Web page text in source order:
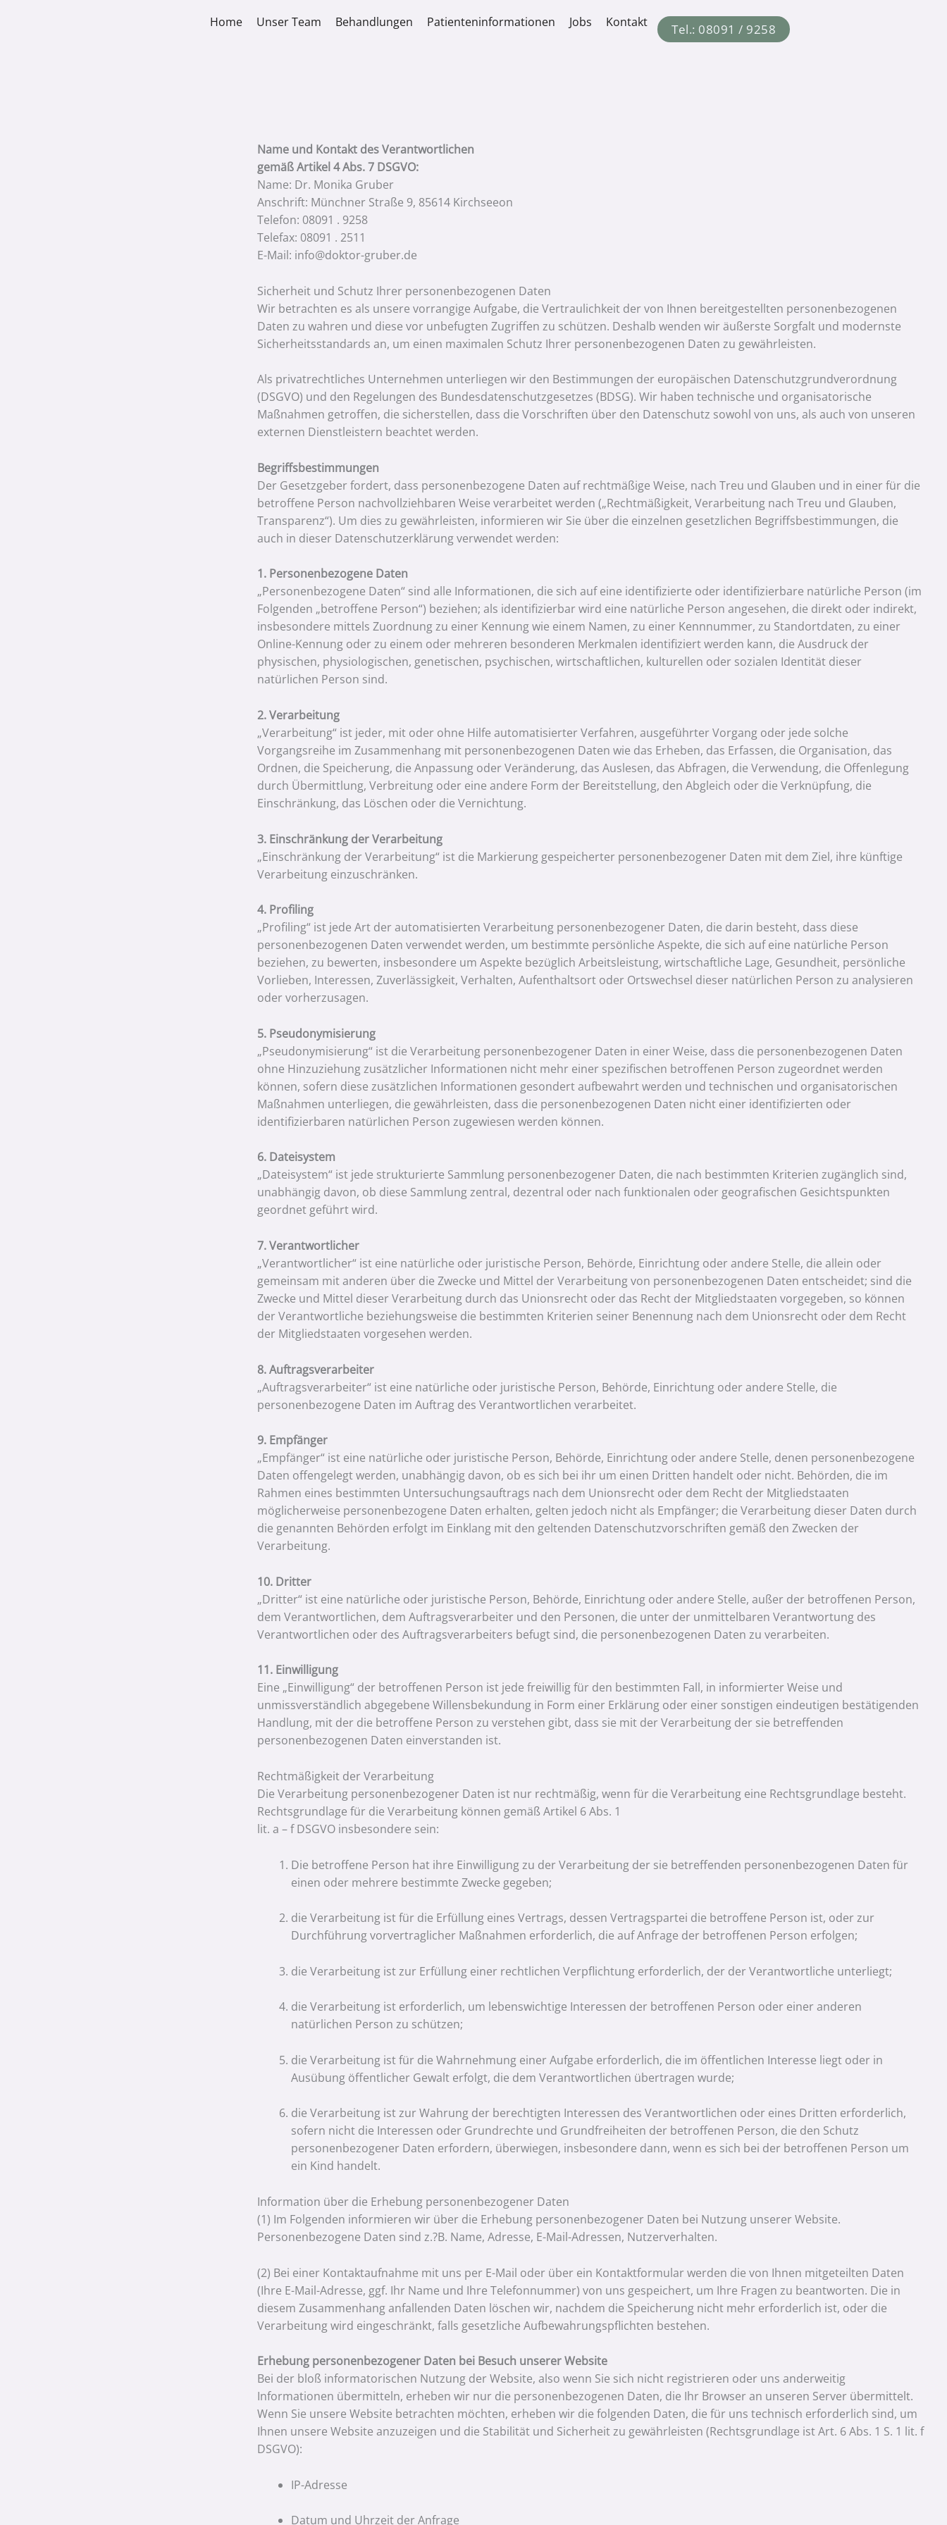
Home Unser Team Behandlungen Patienteninformationen Jobs Kontakt Tel.: 08091 / 9258
Name und Kontakt des Verantwortlichen
gemäß Artikel 4 Abs. 7 DSGVO:
Name: Dr. Monika Gruber
Anschrift: Münchner Straße 9, 85614 Kirchseeon
Telefon: 08091 . 9258
Telefax: 08091 . 2511
E-Mail: info@doktor-gruber.de
Sicherheit und Schutz Ihrer personenbezogenen Daten
Wir betrachten es als unsere vorrangige Aufgabe, die Vertraulichkeit der von Ihnen bereitgestellten personenbezogenen
Daten zu wahren und diese vor unbefugten Zugriffen zu schützen. Deshalb wenden wir äußerste Sorgfalt und modernste
Sicherheitsstandards an, um einen maximalen Schutz Ihrer personenbezogenen Daten zu gewährleisten.
Als privatrechtliches Unternehmen unterliegen wir den Bestimmungen der europäischen Datenschutzgrundverordnung
(DSGVO) und den Regelungen des Bundesdatenschutzgesetzes (BDSG). Wir haben technische und organisatorische
Maßnahmen getroffen, die sicherstellen, dass die Vorschriften über den Datenschutz sowohl von uns, als auch von unseren
externen Dienstleistern beachtet werden.
Begriffsbestimmungen
Der Gesetzgeber fordert, dass personenbezogene Daten auf rechtmäßige Weise, nach Treu und Glauben und in einer für die
betroffene Person nachvollziehbaren Weise verarbeitet werden („Rechtmäßigkeit, Verarbeitung nach Treu und Glauben,
Transparenz“). Um dies zu gewährleisten, informieren wir Sie über die einzelnen gesetzlichen Begriffsbestimmungen, die
auch in dieser Datenschutzerklärung verwendet werden:
1. Personenbezogene Daten
„Personenbezogene Daten“ sind alle Informationen, die sich auf eine identifizierte oder identifizierbare natürliche Person (im
Folgenden „betroffene Person“) beziehen; als identifizierbar wird eine natürliche Person angesehen, die direkt oder indirekt,
insbesondere mittels Zuordnung zu einer Kennung wie einem Namen, zu einer Kennnummer, zu Standortdaten, zu einer
Online-Kennung oder zu einem oder mehreren besonderen Merkmalen identifiziert werden kann, die Ausdruck der
physischen, physiologischen, genetischen, psychischen, wirtschaftlichen, kulturellen oder sozialen Identität dieser
natürlichen Person sind.
2. Verarbeitung
„Verarbeitung“ ist jeder, mit oder ohne Hilfe automatisierter Verfahren, ausgeführter Vorgang oder jede solche
Vorgangsreihe im Zusammenhang mit personenbezogenen Daten wie das Erheben, das Erfassen, die Organisation, das
Ordnen, die Speicherung, die Anpassung oder Veränderung, das Auslesen, das Abfragen, die Verwendung, die Offenlegung
durch Übermittlung, Verbreitung oder eine andere Form der Bereitstellung, den Abgleich oder die Verknüpfung, die
Einschränkung, das Löschen oder die Vernichtung.
3. Einschränkung der Verarbeitung
„Einschränkung der Verarbeitung“ ist die Markierung gespeicherter personenbezogener Daten mit dem Ziel, ihre künftige
Verarbeitung einzuschränken.
4. Profiling
„Profiling“ ist jede Art der automatisierten Verarbeitung personenbezogener Daten, die darin besteht, dass diese
personenbezogenen Daten verwendet werden, um bestimmte persönliche Aspekte, die sich auf eine natürliche Person
beziehen, zu bewerten, insbesondere um Aspekte bezüglich Arbeitsleistung, wirtschaftliche Lage, Gesundheit, persönliche
Vorlieben, Interessen, Zuverlässigkeit, Verhalten, Aufenthaltsort oder Ortswechsel dieser natürlichen Person zu analysieren
oder vorherzusagen.
5. Pseudonymisierung
„Pseudonymisierung“ ist die Verarbeitung personenbezogener Daten in einer Weise, dass die personenbezogenen Daten
ohne Hinzuziehung zusätzlicher Informationen nicht mehr einer spezifischen betroffenen Person zugeordnet werden
können, sofern diese zusätzlichen Informationen gesondert aufbewahrt werden und technischen und organisatorischen
Maßnahmen unterliegen, die gewährleisten, dass die personenbezogenen Daten nicht einer identifizierten oder
identifizierbaren natürlichen Person zugewiesen werden können.
6. Dateisystem
„Dateisystem“ ist jede strukturierte Sammlung personenbezogener Daten, die nach bestimmten Kriterien zugänglich sind,
unabhängig davon, ob diese Sammlung zentral, dezentral oder nach funktionalen oder geografischen Gesichtspunkten
geordnet geführt wird.
7. Verantwortlicher
„Verantwortlicher“ ist eine natürliche oder juristische Person, Behörde, Einrichtung oder andere Stelle, die allein oder
gemeinsam mit anderen über die Zwecke und Mittel der Verarbeitung von personenbezogenen Daten entscheidet; sind die
Zwecke und Mittel dieser Verarbeitung durch das Unionsrecht oder das Recht der Mitgliedstaaten vorgegeben, so können
der Verantwortliche beziehungsweise die bestimmten Kriterien seiner Benennung nach dem Unionsrecht oder dem Recht
der Mitgliedstaaten vorgesehen werden.
8. Auftragsverarbeiter
„Auftragsverarbeiter“ ist eine natürliche oder juristische Person, Behörde, Einrichtung oder andere Stelle, die
personenbezogene Daten im Auftrag des Verantwortlichen verarbeitet.
9. Empfänger
„Empfänger“ ist eine natürliche oder juristische Person, Behörde, Einrichtung oder andere Stelle, denen personenbezogene
Daten offengelegt werden, unabhängig davon, ob es sich bei ihr um einen Dritten handelt oder nicht. Behörden, die im
Rahmen eines bestimmten Untersuchungsauftrags nach dem Unionsrecht oder dem Recht der Mitgliedstaaten
möglicherweise personenbezogene Daten erhalten, gelten jedoch nicht als Empfänger; die Verarbeitung dieser Daten durch
die genannten Behörden erfolgt im Einklang mit den geltenden Datenschutzvorschriften gemäß den Zwecken der
Verarbeitung.
10. Dritter
„Dritter“ ist eine natürliche oder juristische Person, Behörde, Einrichtung oder andere Stelle, außer der betroffenen Person,
dem Verantwortlichen, dem Auftragsverarbeiter und den Personen, die unter der unmittelbaren Verantwortung des
Verantwortlichen oder des Auftragsverarbeiters befugt sind, die personenbezogenen Daten zu verarbeiten.
11. Einwilligung
Eine „Einwilligung“ der betroffenen Person ist jede freiwillig für den bestimmten Fall, in informierter Weise und
unmissverständlich abgegebene Willensbekundung in Form einer Erklärung oder einer sonstigen eindeutigen bestätigenden
Handlung, mit der die betroffene Person zu verstehen gibt, dass sie mit der Verarbeitung der sie betreffenden
personenbezogenen Daten einverstanden ist.
Rechtmäßigkeit der Verarbeitung
Die Verarbeitung personenbezogener Daten ist nur rechtmäßig, wenn für die Verarbeitung eine Rechtsgrundlage besteht.
Rechtsgrundlage für die Verarbeitung können gemäß Artikel 6 Abs. 1
lit. a – f DSGVO insbesondere sein:
Die betroffene Person hat ihre Einwilligung zu der Verarbeitung der sie betreffenden personenbezogenen Daten für
einen oder mehrere bestimmte Zwecke gegeben;
die Verarbeitung ist für die Erfüllung eines Vertrags, dessen Vertragspartei die betroffene Person ist, oder zur
Durchführung vorvertraglicher Maßnahmen erforderlich, die auf Anfrage der betroffenen Person erfolgen;
die Verarbeitung ist zur Erfüllung einer rechtlichen Verpflichtung erforderlich, der der Verantwortliche unterliegt;
die Verarbeitung ist erforderlich, um lebenswichtige Interessen der betroffenen Person oder einer anderen
natürlichen Person zu schützen;
die Verarbeitung ist für die Wahrnehmung einer Aufgabe erforderlich, die im öffentlichen Interesse liegt oder in
Ausübung öffentlicher Gewalt erfolgt, die dem Verantwortlichen übertragen wurde;
die Verarbeitung ist zur Wahrung der berechtigten Interessen des Verantwortlichen oder eines Dritten erforderlich,
sofern nicht die Interessen oder Grundrechte und Grundfreiheiten der betroffenen Person, die den Schutz
personenbezogener Daten erfordern, überwiegen, insbesondere dann, wenn es sich bei der betroffenen Person um
ein Kind handelt.
Information über die Erhebung personenbezogener Daten
(1) Im Folgenden informieren wir über die Erhebung personenbezogener Daten bei Nutzung unserer Website.
Personenbezogene Daten sind z.?B. Name, Adresse, E-Mail-Adressen, Nutzerverhalten.
(2) Bei einer Kontaktaufnahme mit uns per E-Mail oder über ein Kontaktformular werden die von Ihnen mitgeteilten Daten
(Ihre E-Mail-Adresse, ggf. Ihr Name und Ihre Telefonnummer) von uns gespeichert, um Ihre Fragen zu beantworten. Die in
diesem Zusammenhang anfallenden Daten löschen wir, nachdem die Speicherung nicht mehr erforderlich ist, oder die
Verarbeitung wird eingeschränkt, falls gesetzliche Aufbewahrungspflichten bestehen.
Erhebung personenbezogener Daten bei Besuch unserer Website
Bei der bloß informatorischen Nutzung der Website, also wenn Sie sich nicht registrieren oder uns anderweitig
Informationen übermitteln, erheben wir nur die personenbezogenen Daten, die Ihr Browser an unseren Server übermittelt.
Wenn Sie unsere Website betrachten möchten, erheben wir die folgenden Daten, die für uns technisch erforderlich sind, um
Ihnen unsere Website anzuzeigen und die Stabilität und Sicherheit zu gewährleisten (Rechtsgrundlage ist Art. 6 Abs. 1 S. 1 lit. f
DSGVO):
IP-Adresse
Datum und Uhrzeit der Anfrage